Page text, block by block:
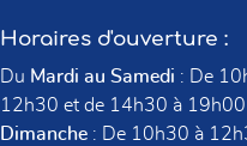
Horaires d'ouverture :
Du Mardi au Samedi : De
12h30 et de 14h30 à 19h00
Dimanche : De 10h30 à